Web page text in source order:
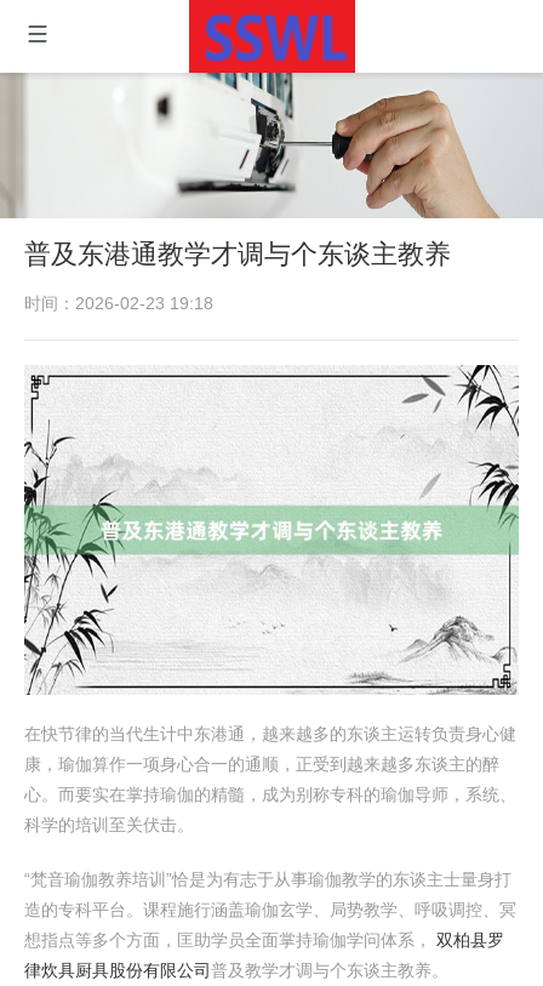
普及东港通教学才调与个东谈主教养
时间：2026-02-23 19:18
在快节律的当代生计中东港通，越来越多的东谈主运转负责身心健
康，瑜伽算作一项身心合一的通顺，正受到越来越多东谈主的醉
心。而要实在掌持瑜伽的精髓，成为别称专科的瑜伽导师，系统、
科学的培训至关伏击。
“梵音瑜伽教养培训”恰是为有志于从事瑜伽教学的东谈主士量身打
造的专科平台。课程施行涵盖瑜伽玄学、局势教学、呼吸调控、冥
想指点等多个方面，匡助学员全面掌持瑜伽学问体系， 双柏县罗
律炊具厨具股份有限公司普及教学才调与个东谈主教养。